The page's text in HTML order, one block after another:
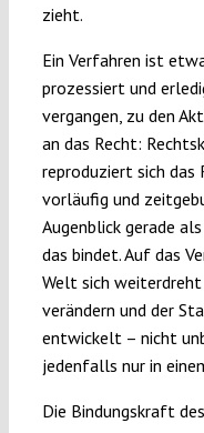
zieht.
Ein Verfahren ist
prozessiert und
vergangen, zu den
an das Recht:
reproduziert sich
vorläufig und
Augenblick gerade
das bindet. Auf das
Welt sich
verändern und der
entwickelt – nicht
jedenfalls nur in
Die Bindungskraft